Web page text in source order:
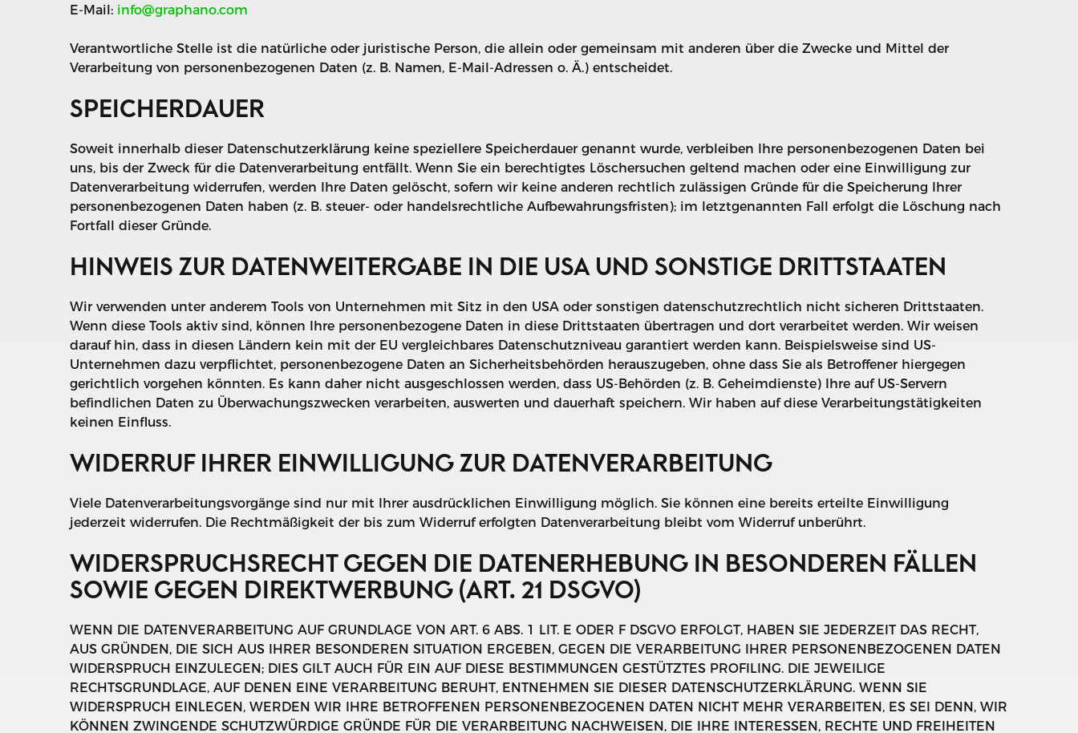
E-Mail: info@graphano.com
Verantwortliche Stelle ist die natürliche oder juristische Person, die allein oder gemeinsam mit anderen über die Zwecke und Mittel der
Verarbeitung von personenbezogenen Daten (z. B. Namen, E-Mail-Adressen o. Ä.) entscheidet.
SPEICHERDAUER
Soweit innerhalb dieser Datenschutzerklärung keine speziellere Speicherdauer genannt wurde, verbleiben Ihre personenbezogenen Daten bei
uns, bis der Zweck für die Datenverarbeitung entfällt. Wenn Sie ein berechtigtes Löschersuchen geltend machen oder eine Einwilligung zur
Datenverarbeitung widerrufen, werden Ihre Daten gelöscht, sofern wir keine anderen rechtlich zulässigen Gründe für die Speicherung Ihrer
personenbezogenen Daten haben (z. B. steuer- oder handelsrechtliche Aufbewahrungsfristen); im letztgenannten Fall erfolgt die Löschung nach
Fortfall dieser Gründe.
HINWEIS ZUR DATENWEITERGABE IN DIE USA UND SONSTIGE DRITTSTAATEN
Wir verwenden unter anderem Tools von Unternehmen mit Sitz in den USA oder sonstigen datenschutzrechtlich nicht sicheren Drittstaaten.
Wenn diese Tools aktiv sind, können Ihre personenbezogene Daten in diese Drittstaaten übertragen und dort verarbeitet werden. Wir weisen
darauf hin, dass in diesen Ländern kein mit der EU vergleichbares Datenschutzniveau garantiert werden kann. Beispielsweise sind US-
Unternehmen dazu verpflichtet, personenbezogene Daten an Sicherheitsbehörden herauszugeben, ohne dass Sie als Betroffener hiergegen
gerichtlich vorgehen könnten. Es kann daher nicht ausgeschlossen werden, dass US-Behörden (z. B. Geheimdienste) Ihre auf US-Servern
befindlichen Daten zu Überwachungszwecken verarbeiten, auswerten und dauerhaft speichern. Wir haben auf diese Verarbeitungstätigkeiten
keinen Einfluss.
WIDERRUF IHRER EINWILLIGUNG ZUR DATENVERARBEITUNG
Viele Datenverarbeitungsvorgänge sind nur mit Ihrer ausdrücklichen Einwilligung möglich. Sie können eine bereits erteilte Einwilligung
jederzeit widerrufen. Die Rechtmäßigkeit der bis zum Widerruf erfolgten Datenverarbeitung bleibt vom Widerruf unberührt.
WIDERSPRUCHSRECHT GEGEN DIE DATENERHEBUNG IN BESONDEREN FÄLLEN
SOWIE GEGEN DIREKTWERBUNG (ART. 21 DSGVO)
WENN DIE DATENVERARBEITUNG AUF GRUNDLAGE VON ART. 6 ABS. 1 LIT. E ODER F DSGVO ERFOLGT, HABEN SIE JEDERZEIT DAS RECHT,
AUS GRÜNDEN, DIE SICH AUS IHRER BESONDEREN SITUATION ERGEBEN, GEGEN DIE VERARBEITUNG IHRER PERSONENBEZOGENEN DATEN
WIDERSPRUCH EINZULEGEN; DIES GILT AUCH FÜR EIN AUF DIESE BESTIMMUNGEN GESTÜTZTES PROFILING. DIE JEWEILIGE
RECHTSGRUNDLAGE, AUF DENEN EINE VERARBEITUNG BERUHT, ENTNEHMEN SIE DIESER DATENSCHUTZERKLÄRUNG. WENN SIE
WIDERSPRUCH EINLEGEN, WERDEN WIR IHRE BETROFFENEN PERSONENBEZOGENEN DATEN NICHT MEHR VERARBEITEN, ES SEI DENN, WIR
KÖNNEN ZWINGENDE SCHUTZWÜRDIGE GRÜNDE FÜR DIE VERARBEITUNG NACHWEISEN, DIE IHRE INTERESSEN, RECHTE UND FREIHEITEN